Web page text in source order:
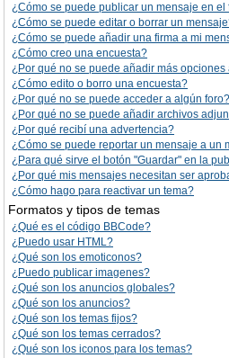
¿Cómo se puede publicar un mensaje en el
¿Cómo se puede editar o borrar un
¿Cómo se puede añadir una firma a mi
¿Cómo creo una encuesta?
¿Por qué no se puede añadir más opciones
¿Cómo edito o borro una encuesta?
¿Por qué no se puede acceder a algún foro?
¿Por qué no se puede añadir archivos
¿Por qué recibí una advertencia?
¿Cómo se puede reportar un mensaje a un
¿Para qué sirve el botón "Guardar" en la
¿Por qué mis mensajes necesitan ser
¿Cómo hago para reactivar un tema?
Formatos y tipos de temas
¿Qué es el código BBCode?
¿Puedo usar HTML?
¿Qué son los emoticonos?
¿Puedo publicar imagenes?
¿Qué son los anuncios globales?
¿Qué son los anuncios?
¿Qué son los temas fijos?
¿Qué son los temas cerrados?
¿Qué son los iconos para los temas?